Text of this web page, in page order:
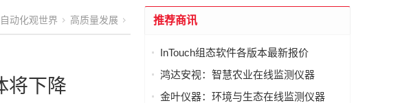
自动化观世界 高质量发展
将下降
推荐商讯
InTouch组态软件各版本最新报价
鸿达安视：智慧农业在线监测仪器
金叶仪器：环境与生态在线监测仪器